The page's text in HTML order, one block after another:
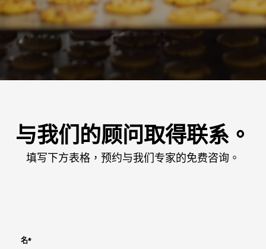
与我们的顾问取得联系。
填写下方表格，预约与我们专家的免费咨询。
名*